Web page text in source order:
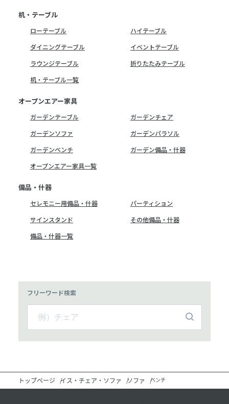
机・テーブル
ローテーブル
ハイテーブル
ダイニングテーブル
イベントテーブル
ラウンジテーブル
折りたたみテーブル
机・テーブル一覧
オープンエアー家具
ガーデンテーブル
ガーデンチェア
ガーデンソファ
ガーデンパラソル
ガーデンベンチ
ガーデン備品・什器
オープンエアー家具一覧
備品・什器
セレモニー用備品・什器
パーティション
サインスタンド
その他備品・什器
備品・什器一覧
フリーワード検索
トップページ イス・チェア・ソファ ソファ ベンチ